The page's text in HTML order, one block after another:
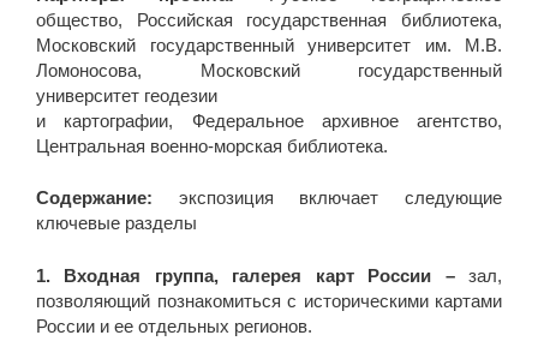
общество, Российская государственная библиотека,
Московский государственный университет им. М.В.
Ломоносова, Московский государственный
университет геодезии
и картографии, Федеральное архивное агентство,
Центральная военно-морская библиотека.
Содержание: экспозиция включает следующие
ключевые разделы
1. Входная группа, галерея карт России – зал,
позволяющий познакомиться с историческими картами
России и ее отдельных регионов.